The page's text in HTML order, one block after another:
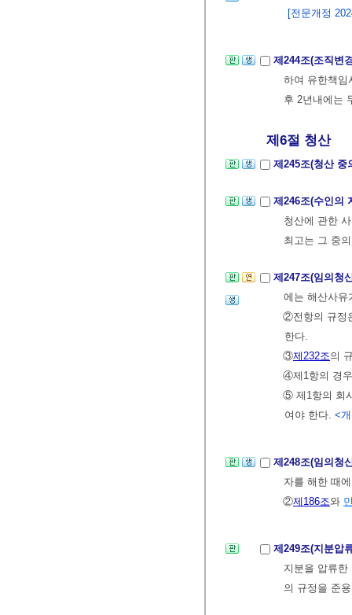
[전문개정
제244조(조직변
하여 유한책임
후 2년내에는
제6절 청산
제245조(청산
제246조(수인의
청산에 관한
최고는 그 중
제247조(임의청
에는 해산사유
②전항의 규정
한다.
③제232조의
④제1항의 경
⑤ 제1항의 회
여야 한다. <
제248조(임의청
자를 해한 때
②제186조와
제249조(지분압
지분을 압류
의 규정을 준